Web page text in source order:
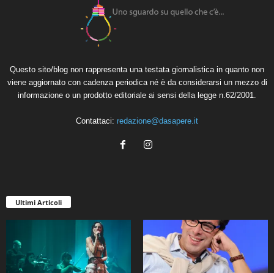
Questo sito/blog non rappresenta una testata giornalistica in quanto non
viene aggiornato con cadenza periodica né è da considerarsi un mezzo di
informazione o un prodotto editoriale ai sensi della legge n.62/2001.
Contattaci: redazione@dasapere.it
Ultimi Articoli